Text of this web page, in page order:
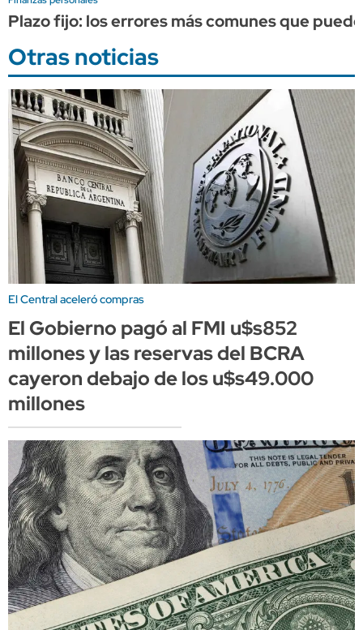
Plazo fijo: los errores más comunes que
Otras noticias
El Central aceleró compras
El Gobierno pagó al FMI u$s852
millones y las reservas del BCRA
cayeron debajo de los u$s49.000
millones